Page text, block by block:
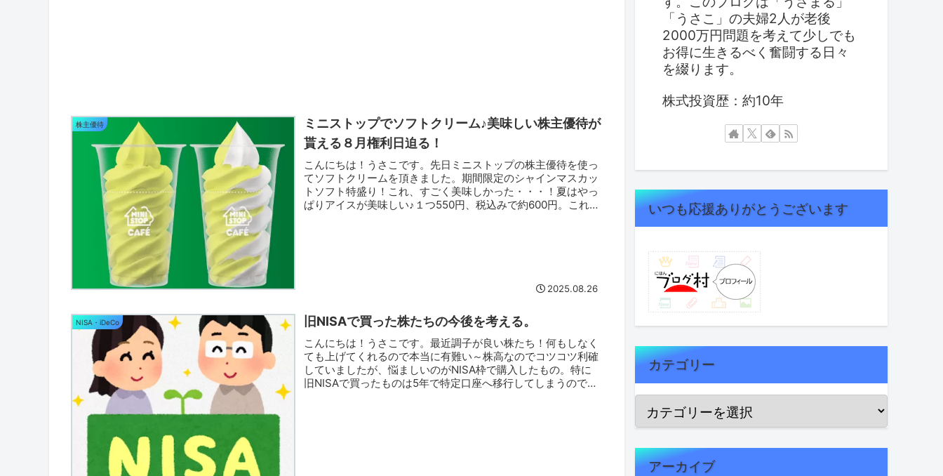
株主優待
ミニストップでソフトクリーム♪美味しい株主優待が
貰える８月権利日迫る！
こんにちは！うさこです。先日ミニストップの株主優待を使っ
てソフトクリームを頂きました。期間限定のシャインマスカッ
トソフト特盛り！これ、すごく美味しかった・・・！夏はやっ
ぱりアイスが美味しい♪１つ550円、税込みで約600円。これが
2025.08.26
NISA・iDeCo 旧NISAで買った株たちの今後を考える。
こんにちは！うさこです。最近調子が良い株たち！何もしなく
ても上げてくれるので本当に有難い～株高なのでコツコツ利確
していましたが、悩ましいのがNISA枠で購入したもの。特に
旧NISAで買ったものは5年で特定口座へ移行してしまうので、
「うさこ」の夫婦2人が老後
2000万円問題を考えて少しでも
お得に生きるべく奮闘する日々
を綴ります。
株式投資歴：約10年
いつも応援ありがとうございます
カテゴリー
アーカイブ